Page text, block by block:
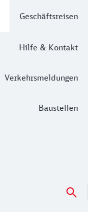
Geschäftsreisen
Hilfe & Kontakt
Verkehrsmeldungen
Baustellen